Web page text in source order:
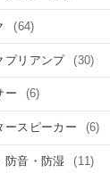
(64)
プリアンプ (30)
ー (6)
ースピーカー (6)
防音・防湿 (11)